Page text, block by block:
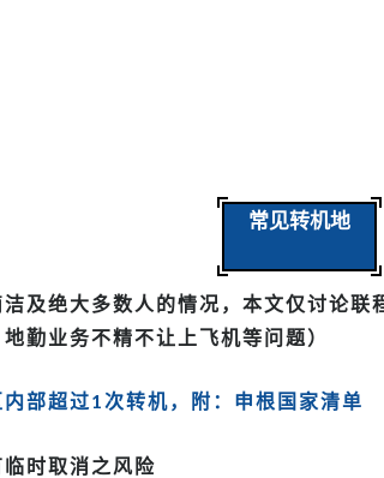
常见转机地
及绝大多数人的情况，本文仅讨论
勤业务不精不让上飞机等问题）
部超过1次转机，附：申根国家清单
时取消之风险